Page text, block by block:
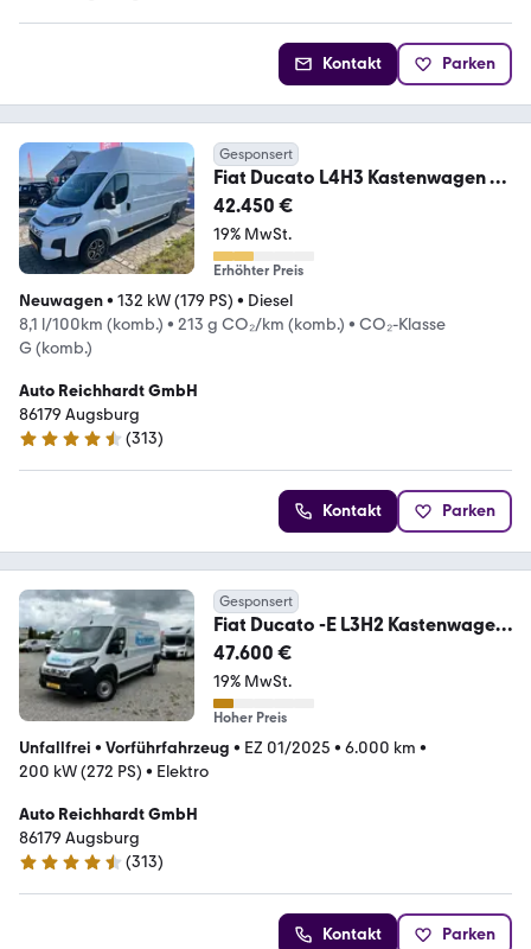
Kontakt Parken
Gesponsert
Fiat Ducato L4H3 Kastenwagen 35
180 M
42.450 €
19% MwSt.
Erhöhter Preis
Neuwagen• 132 kW (179 PS) • Diesel
8,1 l/100km (komb.) • 213 g CO₂/km (komb.) • CO₂-Klasse
G (komb.)
Auto Reichhardt GmbH
86179 Augsburg
4.4 Sterne
(313)
Kontakt Parken
Gesponsert
Fiat Ducato -E L3H2 Kastenwagen
42 W Hochdach LED AUT
47.600 €
19% MwSt.
Hoher Preis
Unfallfrei • Vorführfahrzeug • EZ 01/2025 • 6.000 km •
200 kW (272 PS) • Elektro
Auto Reichhardt GmbH
86179 Augsburg
4.4 Sterne
(313)
Kontakt Parken